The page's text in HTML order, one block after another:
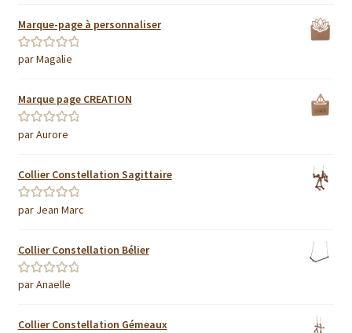
Marque-page à personnaliser
Note5sur 5
par Magalie
Marque page CREATION
Note5sur 5
par Aurore
Collier Constellation Sagittaire
Note5sur 5
par Jean Marc
Collier Constellation Bélier
Note5sur 5
par Anaelle
Collier Constellation Gémeaux